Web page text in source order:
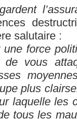
salutaire :
force
vous
plus
laquelle les
tous les